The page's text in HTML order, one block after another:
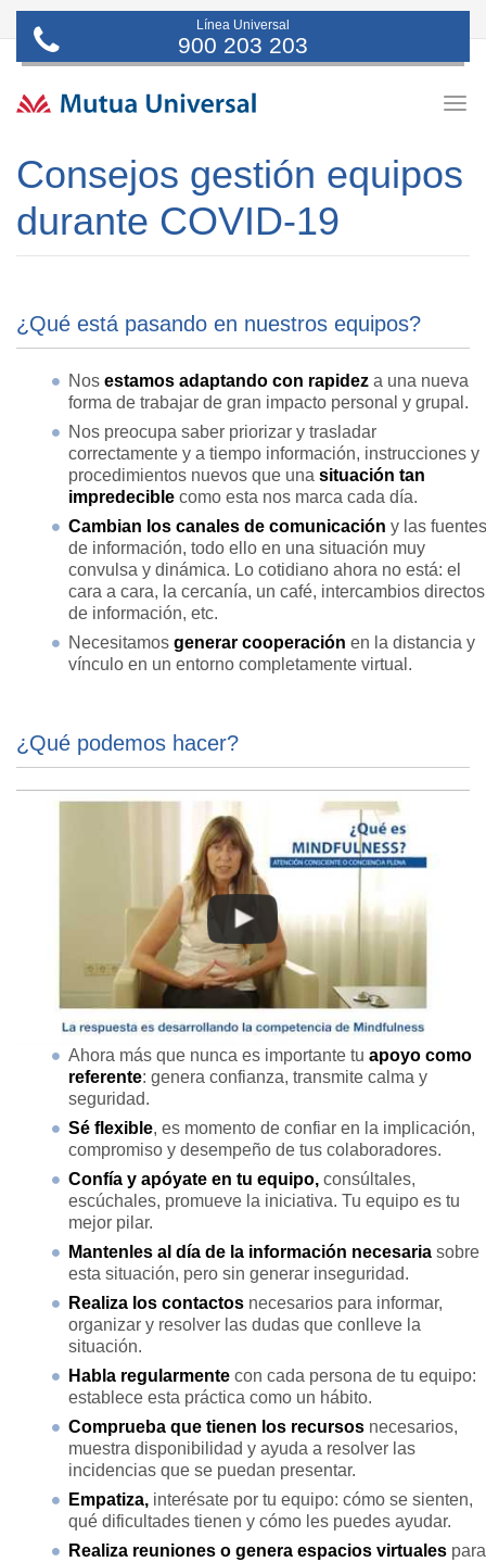
Línea Universal
900 203 203
Consejos gestión equipos
durante COVID-19
¿Qué está pasando en nuestros equipos?
Nos estamos adaptando con rapidez a una nueva
forma de trabajar de gran impacto personal y grupal.
Nos preocupa saber priorizar y trasladar
correctamente y a tiempo información, instrucciones y
procedimientos nuevos que una situación tan
impredecible como esta nos marca cada día.
Cambian los canales de comunicación y las fuentes
de información, todo ello en una situación muy
convulsa y dinámica. Lo cotidiano ahora no está: el
cara a cara, la cercanía, un café, intercambios directos
de información, etc.
Necesitamos generar cooperación en la distancia y
vínculo en un entorno completamente virtual.
¿Qué podemos hacer?
Ahora más que nunca es importante tu apoyo como
referente: genera confianza, transmite calma y
seguridad.
Sé flexible, es momento de confiar en la implicación,
compromiso y desempeño de tus colaboradores.
Confía y apóyate en tu equipo, consúltales,
escúchales, promueve la iniciativa. Tu equipo es tu
mejor pilar.
Mantenles al día de la información necesaria sobre
esta situación, pero sin generar inseguridad.
Realiza los contactos necesarios para informar,
organizar y resolver las dudas que conlleve la
situación.
Habla regularmente con cada persona de tu equipo:
establece esta práctica como un hábito.
Comprueba que tienen los recursos necesarios,
muestra disponibilidad y ayuda a resolver las
incidencias que se puedan presentar.
Empatiza, interésate por tu equipo: cómo se sienten,
qué dificultades tienen y cómo les puedes ayudar.
Realiza reuniones o genera espacios virtuales para